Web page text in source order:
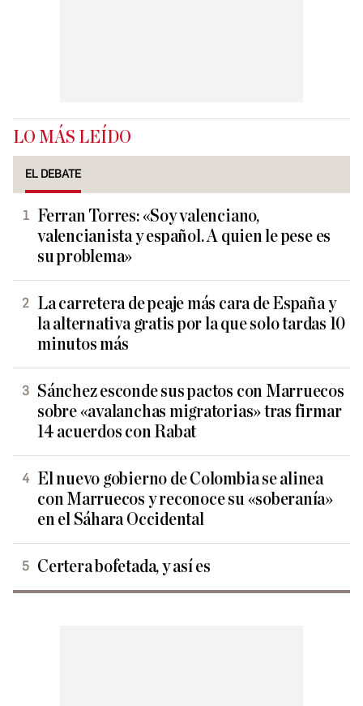
LO MÁS LEÍDO
EL DEBATE
Ferran Torres: «Soy valenciano,
valencianista y español. A quien le pese es
su problema»
La carretera de peaje más cara de España y
la alternativa gratis por la que solo tardas 10
minutos más
Sánchez esconde sus pactos con Marruecos
sobre «avalanchas migratorias» tras firmar
14 acuerdos con Rabat
El nuevo gobierno de Colombia se alinea
con Marruecos y reconoce su «soberanía»
en el Sáhara Occidental
Certera bofetada, y así es